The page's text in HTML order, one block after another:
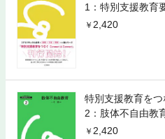
1：特別支援教育
2,420
特別支援教育を
2：肢体不自由教
2,420